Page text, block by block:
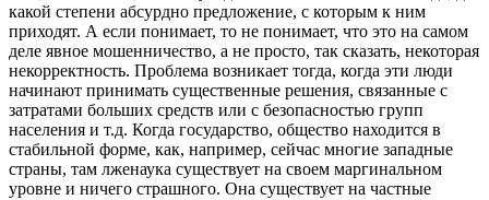
какой степени абсурдно предложение, с которым к ним
приходят. А если понимает, то не понимает, что это на самом
деле явное мошенничество, а не просто, так сказать, некоторая
некорректность. Проблема возникает тогда, когда эти люди
начинают принимать существенные решения, связанные с
затратами больших средств или с безопасностью групп
населения и т.д. Когда государство, общество находится в
стабильной форме, как, например, сейчас многие западные
страны, там лженаука существует на своем маргинальном
уровне и ничего страшного. Она существует на частные